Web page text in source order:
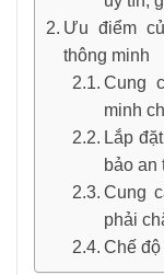
Ưu điểm
thông minh
Cung
minh
Lắp
bảo an
Cung
phải
Chế